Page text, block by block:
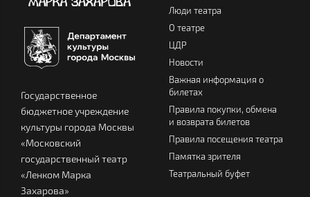
Государственное
бюджетное учреждение
культуры города Москвы
«Московский
государственный театр
«Ленком Марка
Захарова»
Люди театра
О театре
ЦДР
Новости
Важная информация о
билетах
Правила покупки, обмена
и возврата билетов
Правила посещения театра
Памятка зрителя
Театральный буфет